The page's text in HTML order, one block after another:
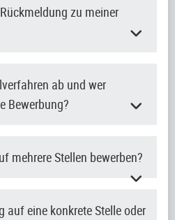
zu meiner
ab und wer
Bewerbung?
mehrere Stellen bewerben?
auf eine konkrete Stelle oder